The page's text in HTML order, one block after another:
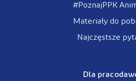
#PoznajPPK
Materiały do
Najczęstsze
Dla